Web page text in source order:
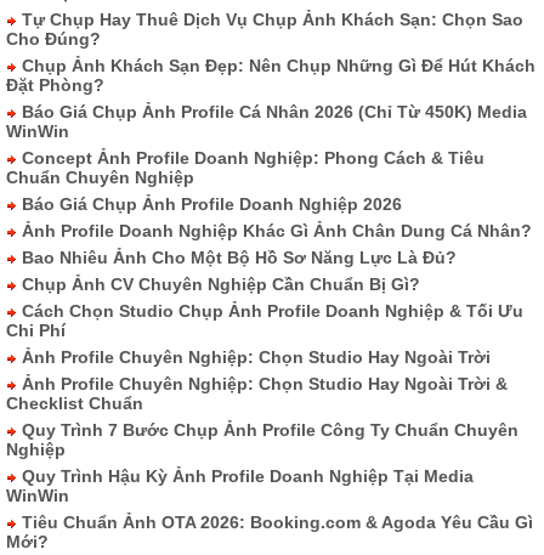
Tự Chụp Hay Thuê Dịch Vụ Chụp Ảnh Khách Sạn: Chọn Sao
Cho Đúng?
Chụp Ảnh Khách Sạn Đẹp: Nên Chụp Những Gì Để Hút Khách
Đặt Phòng?
Báo Giá Chụp Ảnh Profile Cá Nhân 2026 (Chỉ Từ 450K) Media
WinWin
Concept Ảnh Profile Doanh Nghiệp: Phong Cách & Tiêu
Chuẩn Chuyên Nghiệp
Báo Giá Chụp Ảnh Profile Doanh Nghiệp 2026
Ảnh Profile Doanh Nghiệp Khác Gì Ảnh Chân Dung Cá Nhân?
Bao Nhiêu Ảnh Cho Một Bộ Hồ Sơ Năng Lực Là Đủ?
Chụp Ảnh CV Chuyên Nghiệp Cần Chuẩn Bị Gì?
Cách Chọn Studio Chụp Ảnh Profile Doanh Nghiệp & Tối Ưu
Chi Phí
Ảnh Profile Chuyên Nghiệp: Chọn Studio Hay Ngoài Trời
Ảnh Profile Chuyên Nghiệp: Chọn Studio Hay Ngoài Trời &
Checklist Chuẩn
Quy Trình 7 Bước Chụp Ảnh Profile Công Ty Chuẩn Chuyên
Nghiệp
Quy Trình Hậu Kỳ Ảnh Profile Doanh Nghiệp Tại Media
WinWin
Tiêu Chuẩn Ảnh OTA 2026: Booking.com & Agoda Yêu Cầu Gì
Mới?